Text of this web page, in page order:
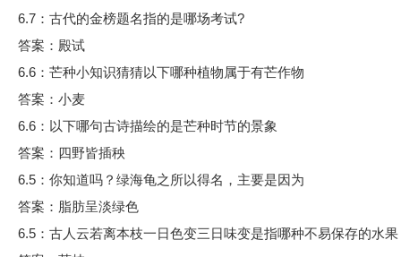
6.7：古代的金榜题名指的是哪场考试?
答案：殿试
6.6：芒种小知识猜猜以下哪种植物属于有芒作物
答案：小麦
6.6：以下哪句古诗描绘的是芒种时节的景象
答案：四野皆插秧
6.5：你知道吗？绿海龟之所以得名，主要是因为
答案：脂肪呈淡绿色
6.5：古人云若离本枝一日色变三日味变是指哪种不易保存的水果